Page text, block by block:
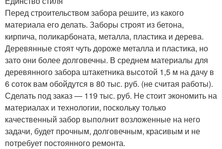
Перед строительством забора решите, из какого
материала его делать. Заборы строят из бетона,
кирпича, поликарбоната, металла, пластика и дерева.
Деревянные стоят чуть дороже металла и пластика, но
зато они более долговечны. В среднем материалы для
деревянного забора штакетника высотой 1,5 м на дачу в
6 соток вам обойдутся в 80 тыс. руб. (не считая работы).
Сделать под заказ — 119 тыс. руб. Не стоит экономить на
материалах и технологии, поскольку только
качественный забор выполнит возложенные на него
задачи, будет прочным, долговечным, красивым и не
потребует постоянного ремонта.